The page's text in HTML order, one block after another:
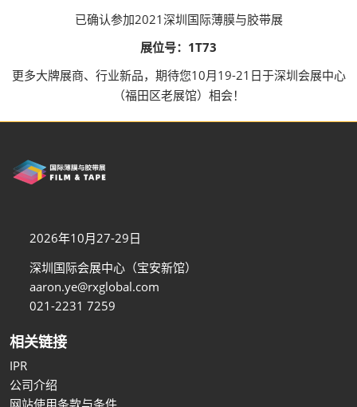
已确认参加2021深圳国际薄膜与胶带展
展位号：1T73
更多大牌展商、行业新品，期待您10月19-21日于深圳会展中心
（福田区老展馆）相会！
2026年10月27-29日
深圳国际会展中心（宝安新馆）
aaron.ye@rxglobal.com
021-2231 7259
相关链接
IPR
公司介绍